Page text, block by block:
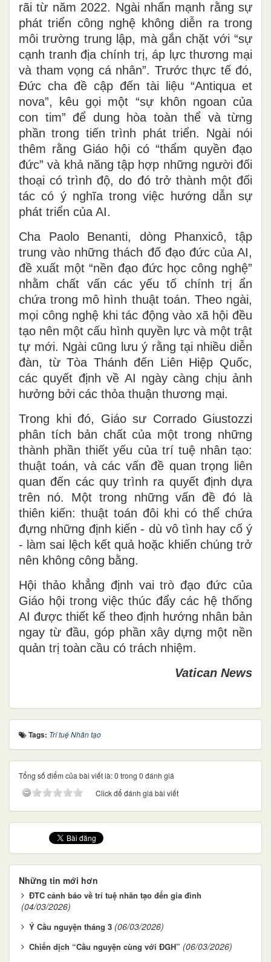
rãi từ năm 2022. Ngài nhấn mạnh rằng sự
phát triển công nghệ không diễn ra trong
môi trường trung lập, mà gắn chặt với “sự
cạnh tranh địa chính trị, áp lực thương mại
và tham vọng cá nhân”. Trước thực tế đó,
Đức cha đề cập đến tài liệu “Antiqua et
nova”, kêu gọi một “sự khôn ngoan của
con tim” để dung hòa toàn thể và từng
phần trong tiến trình phát triển. Ngài nói
thêm rằng Giáo hội có “thẩm quyền đạo
đức” và khả năng tập hợp những người đối
thoại có trình độ, do đó trở thành một đối
tác có ý nghĩa trong việc hướng dẫn sự
phát triển của AI.
Cha Paolo Benanti, dòng Phanxicô, tập
trung vào những thách đố đạo đức của AI,
đề xuất một “nền đạo đức học công nghệ”
nhằm chất vấn các yếu tố chính trị ẩn
chứa trong mô hình thuật toán. Theo ngài,
mọi công nghệ khi tác động vào xã hội đều
tạo nên một cấu hình quyền lực và một trật
tự mới. Ngài cũng lưu ý rằng tại nhiều diễn
đàn, từ Tòa Thánh đến Liên Hiệp Quốc,
các quyết định về AI ngày càng chịu ảnh
hưởng bởi các thỏa thuận thương mại.
Trong khi đó, Giáo sư Corrado Giustozzi
phân tích bản chất của một trong những
thành phần thiết yếu của trí tuệ nhân tạo:
thuật toán, và các vấn đề quan trọng liên
quan đến các quy trình ra quyết định dựa
trên nó. Một trong những vấn đề đó là
thiên kiến: thuật toán đôi khi có thể chứa
đựng những định kiến - dù vô tình hay cố ý
- làm sai lệch kết quả hoặc khiến chúng trở
nên không công bằng.
Hội thảo khẳng định vai trò đạo đức của
Giáo hội trong việc thúc đẩy các hệ thống
AI được thiết kế theo định hướng nhân bản
ngay từ đầu, góp phần xây dựng một nền
quản trị toàn cầu có trách nhiệm.
Vatican News
Tags: Trí tuệ Nhân tạo
Tổng số điểm của bài viết là: 0 trong 0 đánh giá
Click để đánh giá bài viết
Những tin mới hơn
ĐTC cảnh báo về trí tuệ nhân tạo đến gia đình
(04/03/2026)
Ý Cầu nguyện tháng 3 (06/03/2026)
Chiến dịch “Cầu nguyện cùng với ĐGH” (06/03/2026)